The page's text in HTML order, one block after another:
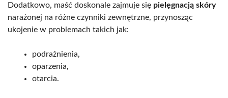
Dodatkowo, maść doskonale zajmuje się pielęgnacją skóry
narażonej na różne czynniki zewnętrzne, przynosząc
ukojenie w problemach takich jak:
podrażnienia,
oparzenia,
otarcia.